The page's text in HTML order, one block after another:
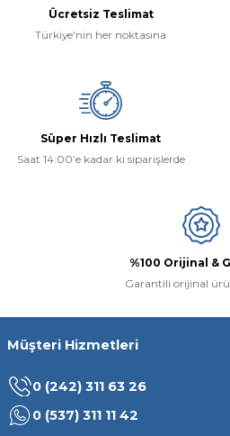
Ücretsiz Teslimat
Türkiye'nin her noktasına
Süper Hızlı Teslimat
Saat 14:00’e kadar ki siparişlerde
%100 Orijinal &
Garantili orijinal
Müşteri Hizmetleri
0 (242) 311 63 26
0 (537) 311 11 42